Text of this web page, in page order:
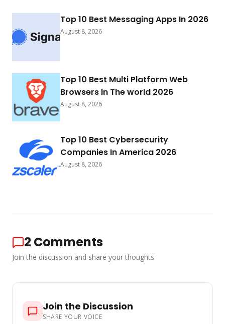
Top 10 Best Messaging Apps In 2026
August 8, 2026
Top 10 Best Multi Platform Web
Browsers In The world 2026
August 8, 2026
Top 10 Best Cybersecurity
Companies In America 2026
August 8, 2026
2 Comments
Join the discussion and share your thoughts
Join the Discussion
SHARE YOUR VOICE